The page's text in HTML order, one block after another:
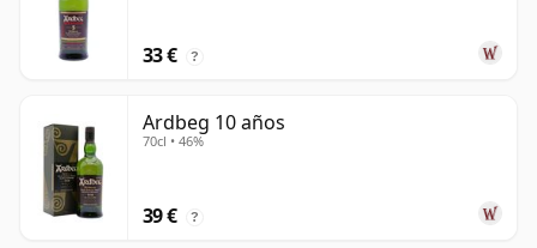
33 € ?
Ardbeg 10 años
70cl • 46%
39 € ?